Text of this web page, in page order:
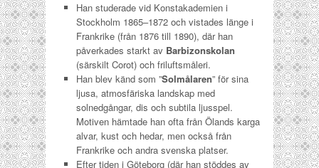
Han studerade vid Konstakademien i
Stockholm 1865–1872 och vistades länge i
Frankrike (från 1876 till 1890), där han
påverkades starkt av Barbizonskolan
(särskilt Corot) och friluftsmåleri.
Han blev känd som ”Solmålaren” för sina
ljusa, atmosfäriska landskap med
solnedgångar, dis och subtila ljusspel.
Motiven hämtade han ofta från Ölands karga
alvar, kust och hedar, men också från
Frankrike och andra svenska platser.
Efter tiden i Göteborg (där han stöddes av